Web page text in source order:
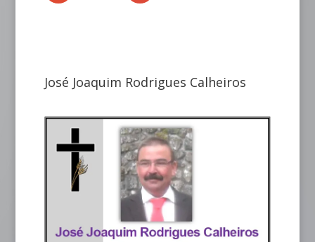
José Joaquim Rodrigues Calheiros